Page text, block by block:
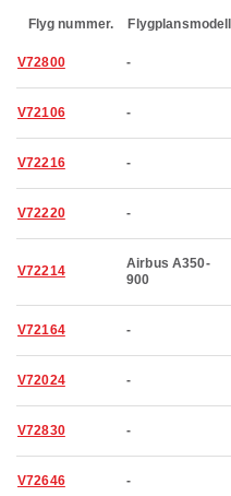
Flyg nummer. Flygplansmodell
V72800 -
V72106 -
V72216 -
V72220 -
V72214
Airbus A350-
900
V72164 -
V72024 -
V72830 -
V72646 -